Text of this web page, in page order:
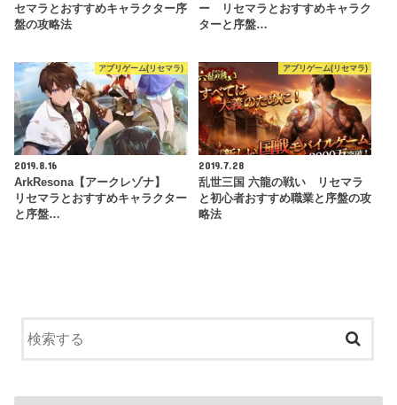
セマラとおすすめキャラクター序
盤の攻略法
ー リセマラとおすすめキャラク
ターと序盤…
アプリゲーム(リセマラ)
2019.8.16
ArkResona【アークレゾナ】
リセマラとおすすめキャラクター
と序盤…
アプリゲーム(リセマラ)
2019.7.28
乱世三国 六龍の戦い リセマラ
と初心者おすすめ職業と序盤の攻
略法